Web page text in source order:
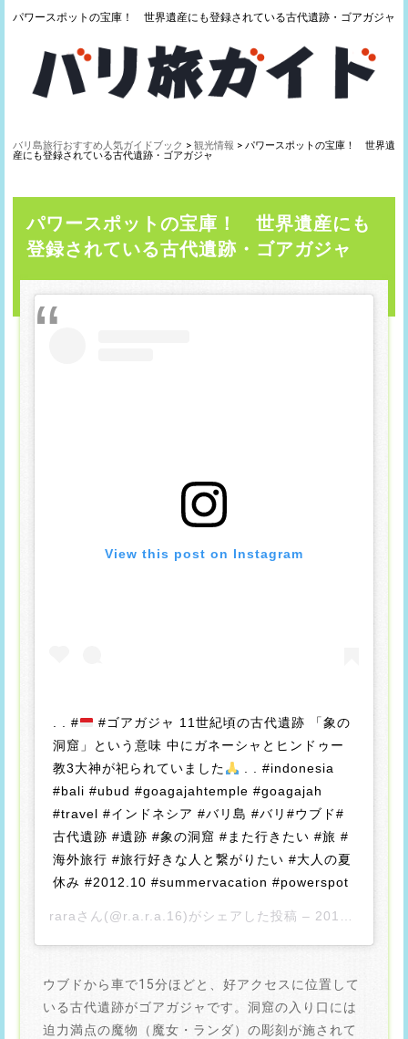
パワースポットの宝庫！ 世界遺産にも登録されている古代遺跡・ゴアガジャ
バリ島旅行おすすめ人気ガイドブック > 観光情報 > パワースポットの宝庫！ 世界遺
産にも登録されている古代遺跡・ゴアガジャ
パワースポットの宝庫！ 世界遺産にも
登録されている古代遺跡・ゴアガジャ
View this post on Instagram
. . #
#ゴアガジャ 11世紀頃の古代遺跡 「象の
洞窟」という意味 中にガネーシャとヒンドゥー
教3大神が祀られていました
. . #indonesia
#bali #ubud #goagajahtemple #goagajah
#travel #インドネシア #バリ島 #バリ#ウブド#
古代遺跡 #遺跡 #象の洞窟 #また行きたい #旅 #
海外旅行 #旅行好きな人と繋がりたい #大人の夏
休み #2012.10 #summervacation #powerspot
raraさん(@r.a.r.a.16)がシェアした投稿 – 2018年 9月月26日午前5時33分PDT
ウブドから車で15分ほどと、好アクセスに位置して
いる古代遺跡がゴアガジャです。洞窟の入り口には
迫力満点の魔物（魔女・ランダ）の彫刻が施されて